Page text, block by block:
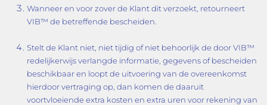
Wanneer en voor zover de Klant dit verzoekt, retourneert
VIB™ de betreffende bescheiden.
Stelt de Klant niet, niet tijdig of niet behoorlijk de door VIB™
redelijkerwijs verlangde informatie, gegevens of bescheiden
beschikbaar en loopt de uitvoering van de overeenkomst
hierdoor vertraging op, dan komen de daaruit
voortvloeiende extra kosten en extra uren voor rekening van